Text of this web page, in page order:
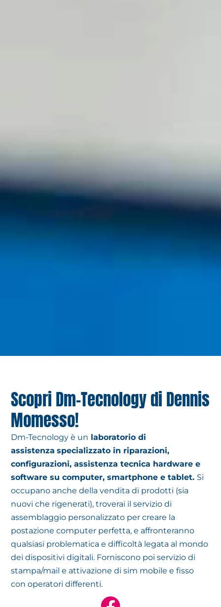
Scopri Dm-Tecnology di Dennis
Momesso!
Dm-Tecnology è un laboratorio di
assistenza specializzato in riparazioni,
configurazioni,assistenza tecnica hardware e
software su computer,smartphone e tablet. Si
occupano anche della vendita di prodotti (sia
nuovi che rigenerati), troverai il servizio di
assemblaggio personalizzato per creare la
postazione computer perfetta, e affronteranno
qualsiasi problematica e difficoltà legata al mondo
dei dispositivi digitali. Forniscono poi servizio di
stampa/mail e attivazione di sim mobile e fisso
con operatori differenti.